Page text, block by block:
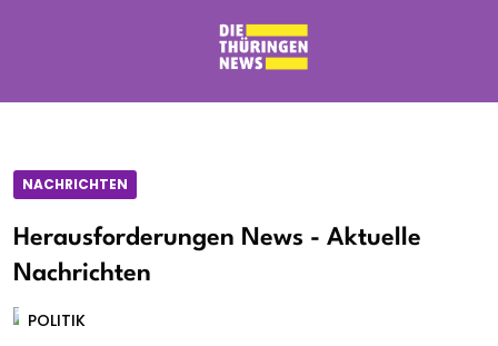
NACHRICHTEN
Herausforderungen News - Aktuelle
Nachrichten
POLITIK